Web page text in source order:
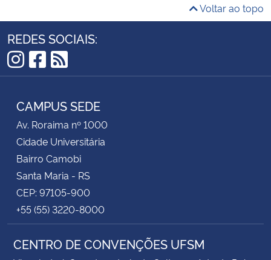
Voltar ao topo
REDES SOCIAIS:
Instagram
Facebook
RSS
CAMPUS SEDE
Av. Roraima nº 1000
Cidade Universitária
Bairro Camobi
Santa Maria - RS
CEP: 97105-900
+55 (55) 3220-8000
CENTRO DE CONVENÇÕES UFSM